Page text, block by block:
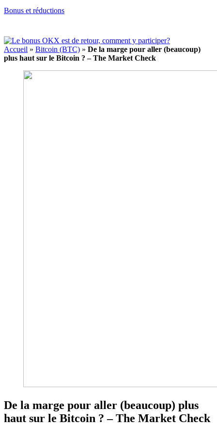
Bonus et réductions
Accueil » Bitcoin (BTC) » De la marge pour aller (beaucoup)
plus haut sur le Bitcoin ? – The Market Check
De la marge pour aller (beaucoup) plus
haut sur le Bitcoin ? – The Market Check